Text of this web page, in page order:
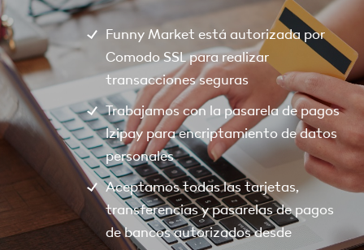
Funny Market está autorizada por
Comodo SSL para realizar
transacciones seguras
Trabajamos con la pasarela de pagos
Izipay para encriptamiento de datos
personales
Aceptamos todas las tarjetas,
transferencias y pasarelas de pagos
de bancos autorizados desde